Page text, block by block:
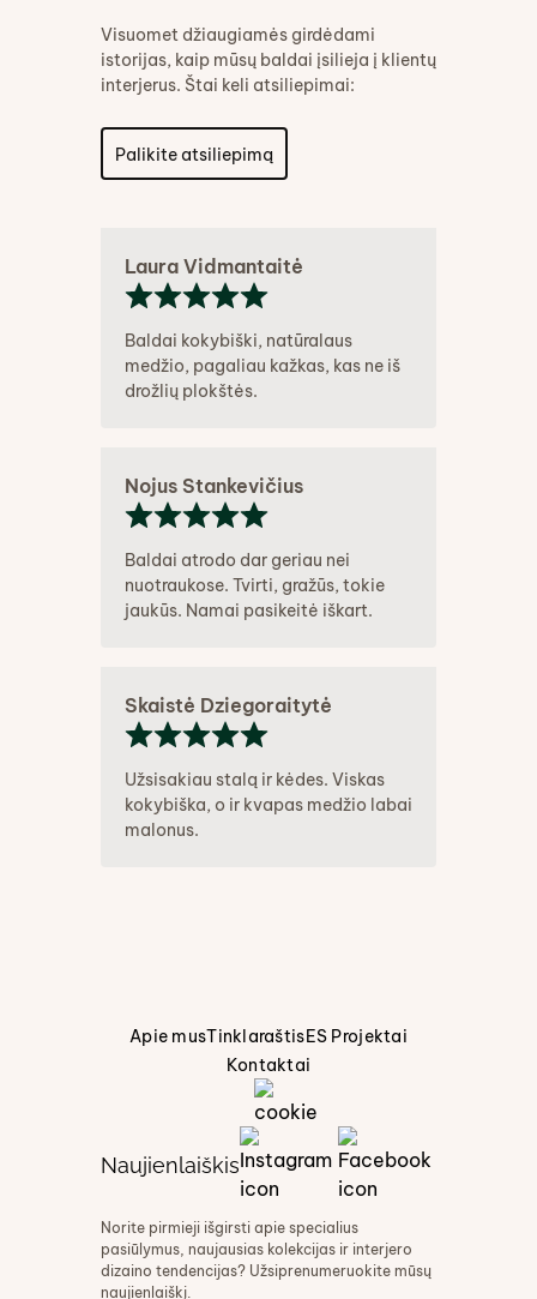
Visuomet džiaugiamės girdėdami
istorijas, kaip mūsų baldai įsilieja į klientų
interjerus. Štai keli atsiliepimai:
Palikite atsiliepimą
Laura Vidmantaitė
Baldai kokybiški, natūralaus
medžio, pagaliau kažkas, kas ne iš
drožlių plokštės.
Nojus Stankevičius
Baldai atrodo dar geriau nei
nuotraukose. Tvirti, gražūs, tokie
jaukūs. Namai pasikeitė iškart.
Skaistė Dziegoraitytė
Užsisakiau stalą ir kėdes. Viskas
kokybiška, o ir kvapas medžio labai
malonus.
Apie musTinklaraštisES Projektai
Kontaktai
Naujienlaiškis
Norite pirmieji išgirsti apie specialius
pasiūlymus, naujausias kolekcijas ir interjero
dizaino tendencijas? Užsiprenumeruokite mūsų
naujienlaiškį.